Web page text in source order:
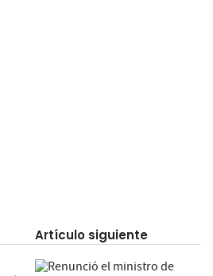
Artículo siguiente